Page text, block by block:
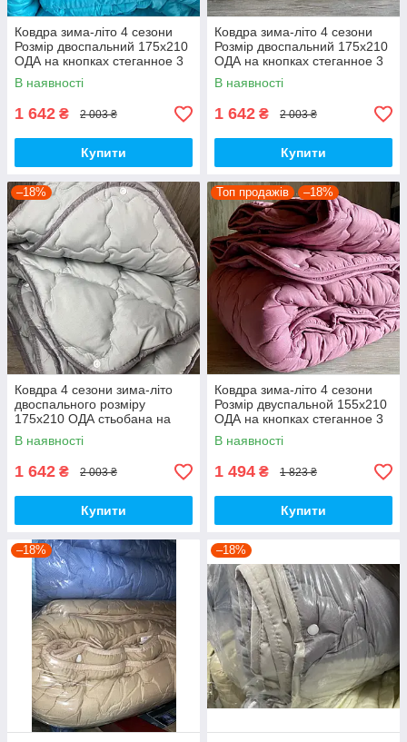
Ковдра зима-літо 4 сезони
Розмір двоспальний 175x210
ОДА на кнопках стеганное 3
в 1, висока якість
В наявності
1 642 ₴ 2 003 ₴
Купити
Ковдра зима-літо 4 сезони
Розмір двоспальний 175x210
ОДА на кнопках стеганное 3
в 1, висока якість
В наявності
1 642 ₴ 2 003 ₴
Купити
–18%
Ковдра 4 сезони зима-літо
двоспального розміру
175х210 ОДА стьобана на
кнопках 3 в 1, Колір-сірий
В наявності
1 642 ₴ 2 003 ₴
Купити
Топ продажів –18%
Ковдра зима-літо 4 сезони
Розмір двуспальной 155х210
ОДА на кнопках стеганное 3
в 1, Колір - Малиновий
В наявності
1 494 ₴ 1 823 ₴
Купити
–18% –18%